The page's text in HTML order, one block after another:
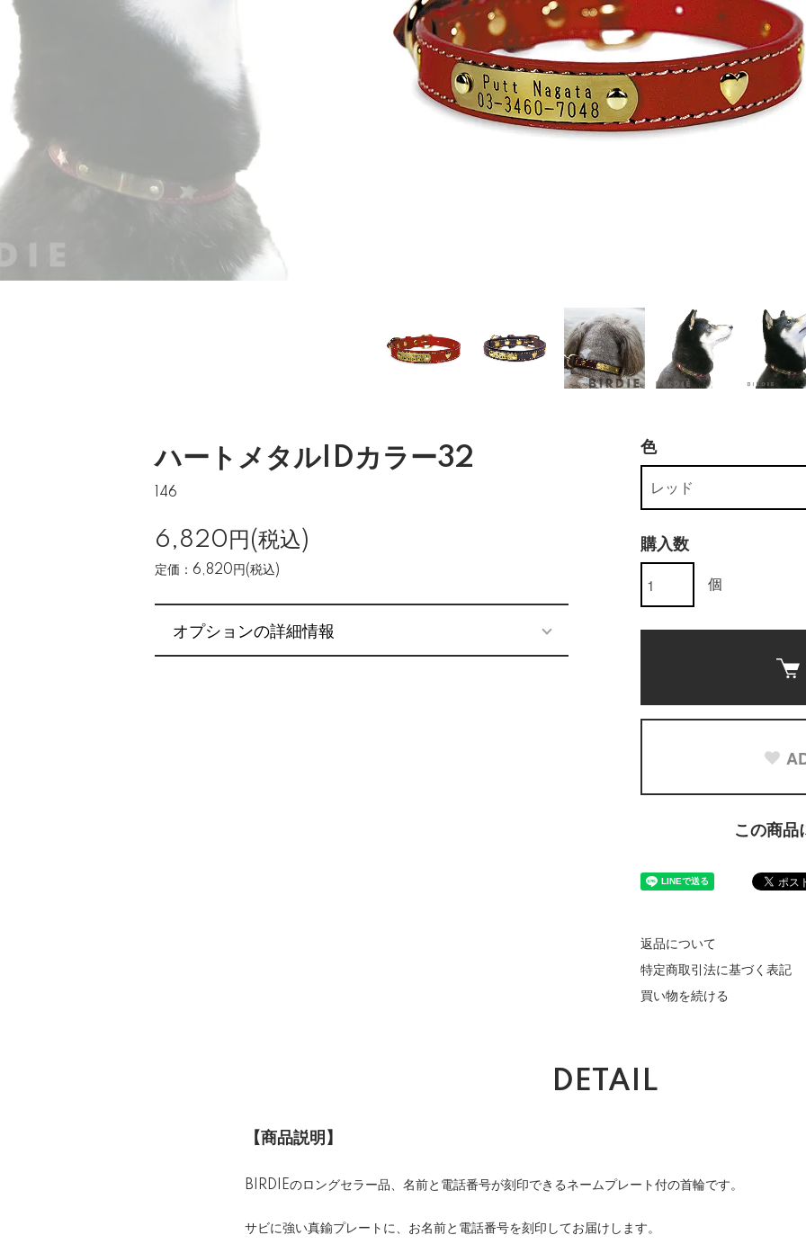
ハートメタルIDカラー32
146
6,820円(税込)
定価：6,820円(税込)
オプションの詳細情報
色
購入数
個
この商品
返品について
特定商取引法に基づく表記
買い物を続ける
DETAIL
【商品説明】
BIRDIEのロングセラー品、名前と電話番号が刻印できるネームプレート付の首輪です。
サビに強い真鍮プレートに、お名前と電話番号を刻印してお届けします。